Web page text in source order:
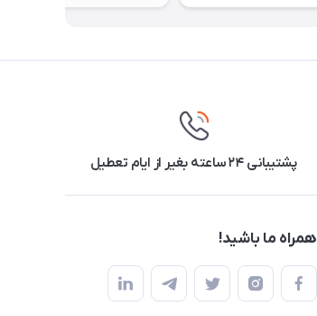
پشتیبانی ۲۴ ساعته بغیر از ایام تعطیل
همراه ما باشید!